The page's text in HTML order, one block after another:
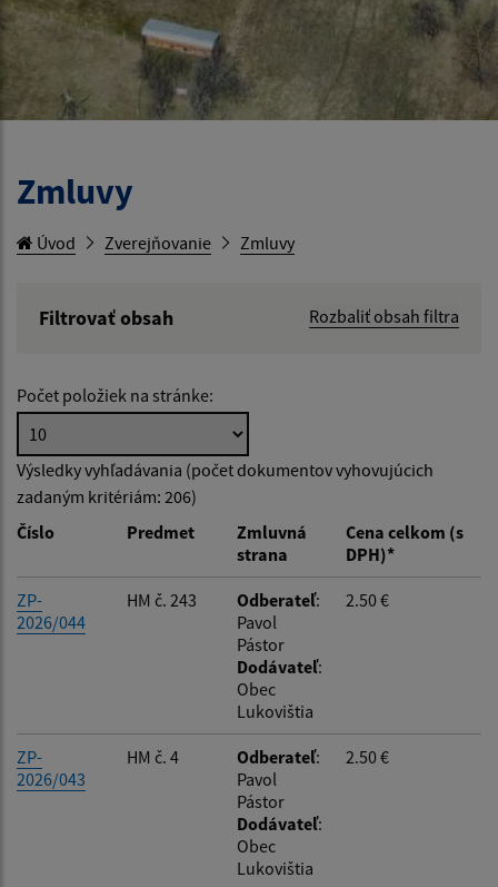
Zmluvy
Úvod Zverejňovanie Zmluvy
Filtrovať obsah
Rozbaliť obsah filtra
Hľadať v:
Typ dátumu:
Dátum od:
Suma od:
Počet položiek na stránke:
Výsledky vyhľadávania (počet dokumentov vyhovujúcich
zadaným kritériám: 206)
Číslo
Predmet
Zmluvná
strana
Cena celkom (s
DPH)*
ZP-
2026/044
HM č. 243 Odberateľ:
Pavol
Pástor
Dodávateľ:
Obec
Lukovištia
2.50 €
ZP-
2026/043
HM č. 4 Odberateľ:
Pavol
Pástor
Dodávateľ:
Obec
Lukovištia
2.50 €